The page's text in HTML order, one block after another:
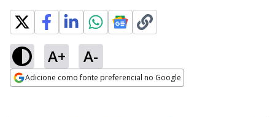
A+ A-
Adicione como fonte preferencial no Google